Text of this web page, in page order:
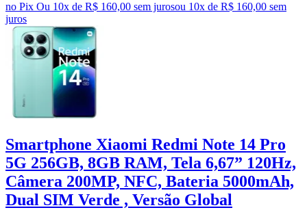
no Pix Ou 10x de R$ 160,00 sem jurosou 10x de R$ 160,00 sem
juros
Smartphone Xiaomi Redmi Note 14 Pro
5G 256GB, 8GB RAM, Tela 6,67” 120Hz,
Câmera 200MP, NFC, Bateria 5000mAh,
Dual SIM Verde , Versão Global